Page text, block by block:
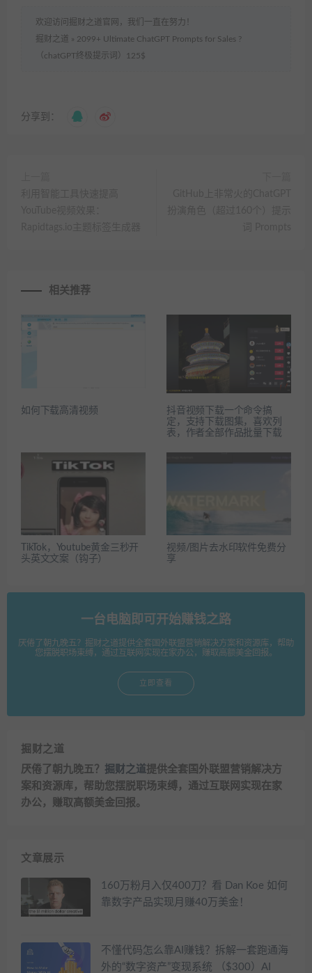
欢迎访问掘财之道官网，我们一直在努力！
掘财之道 » 2099+ Ultimate ChatGPT Prompts for Sales ?
（chatGPT终极提示词）125$
分享到：
相关推荐
如何下载高清视频
抖音视频下载一个命令搞
定，支持下载图集，喜欢列
表，作者全部作品批量下载
TikTok，Youtube黄金三秒开
头英文文案（钩子）
视频/图片去水印软件免费分
享
一台电脑即可开始赚钱之路
厌倦了朝九晚五？掘财之道提供全套国外联盟营销解决方案和资源库，帮助
您摆脱职场束缚，通过互联网实现在家办公，赚取高额美金回报。
立即查看
掘财之道
厌倦了朝九晚五？ 掘财之道提供全套国外联盟营销解决方
案和资源库，帮助您摆脱职场束缚，通过互联网实现在家
办公，赚取高额美金回报。
文章展示
160万粉月入仅400刀？看 Dan Koe 如何
靠数字产品实现月赚40万美金！
不懂代码怎么靠AI赚钱？拆解一套跑通海
外的“数字资产”变现系统 （$300）AI